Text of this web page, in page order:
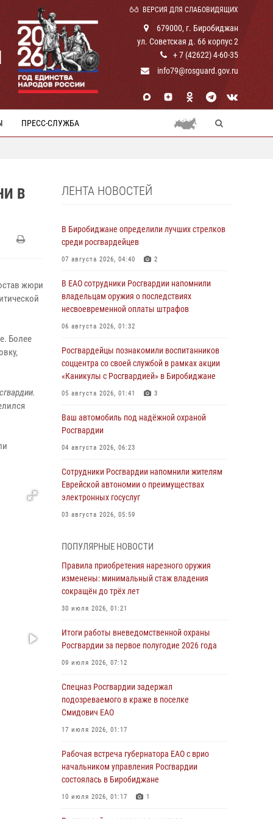
ВЕРСИЯ ДЛЯ СЛАБОВИДЯЩИХ
679000, г. Биробиджан
ул. Советская д. 66 корпус 2
+ 7 (42622) 4-60-35
info79@rosguard.gov.ru
ПРЕСС-СЛУЖБА
В
жюри
Более
ЛЕНТА НОВОСТЕЙ
В Биробиджане определили лучших стрелков
среди росгвардейцев
07 августа 2026, 04:40 2
В ЕАО сотрудники Росгвардии напомнили
владельцам оружия о последствиях
несвоевременной оплаты штрафов
06 августа 2026, 01:32
Росгвардейцы познакомили воспитанников
соццентра со своей службой в рамках акции
«Каникулы с Росгвардией» в Биробиджане
05 августа 2026, 01:41 3
Ваш автомобиль под надёжной охраной
Росгвардии
04 августа 2026, 06:23
Сотрудники Росгвардии напомнили жителям
Еврейской автономии о преимуществах
электронных госуслуг
03 августа 2026, 05:59
армии Виктор Золотов поздравил
специалистов подразделений тыла с
профессиональным праздником
01 августа 2026, 10:23
национальной гвардии Российской
Федерации
01 августа 2026, 10:21
В Росгвардии вспоминают российских
воинов, погибших в Первой мировой войне
1914-1918 годов
01 августа 2026, 10:19
Внесены изменения в правила проведения
контрольного отстрела гражданского оружия
31 июля 2026, 01:48
ПОПУЛЯРНЫЕ НОВОСТИ
Правила приобретения нарезного оружия
изменены: минимальный стаж владения
сокращён до трёх лет
30 июля 2026, 01:21
Итоги работы вневедомственной охраны
Росгвардии за первое полугодие 2026 года
09 июля 2026, 07:12
Спецназ Росгвардии задержал
подозреваемого в краже в поселке
Смидович ЕАО
17 июля 2026, 01:17
Рабочая встреча губернатора ЕАО с врио
начальником управления Росгвардии
состоялась в Биробиджане
10 июля 2026, 01:17 1